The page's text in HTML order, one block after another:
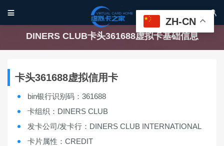
 
DINERS CLUB卡头361688虚拟卡基础信息
卡头361688虚拟信用卡
bin银行识别码：361688
卡组织：DINERS CLUB
发卡公司/发卡行：DINERS CLUB INTERNATIONAL
卡片属性：CREDIT
ZH-CN